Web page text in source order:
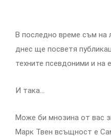
В последно време съм на
днес ще посветя
техните псевдоними и на
И така…
Може би мнозина от вас
Марк Твен всъщност е